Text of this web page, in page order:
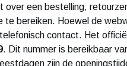
over een bestelling,
te bereiken. Hoewel de
contact. Het
. Dit nummer is bereikbaar
zijn de